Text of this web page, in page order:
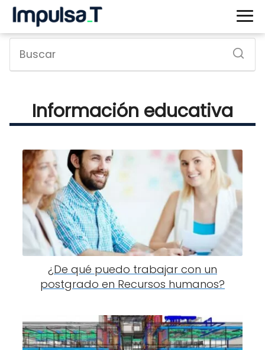
Información educativa
¿De qué puedo trabajar con un
postgrado en Recursos humanos?